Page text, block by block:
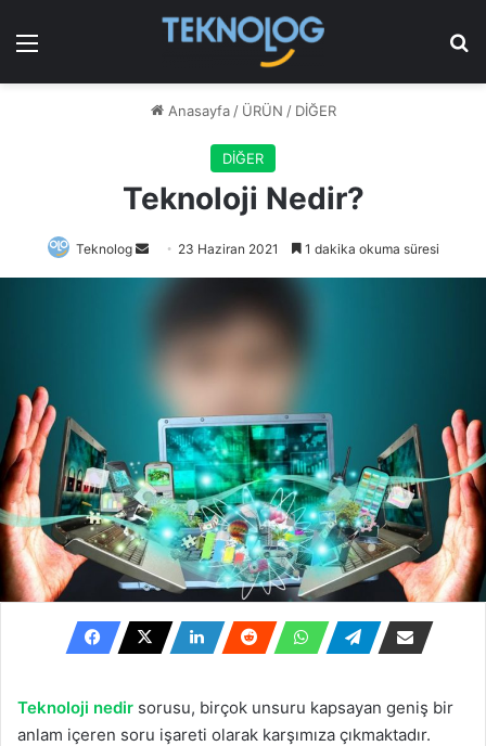
Menü
Anasayfa / ÜRÜN / DİĞER
DİĞER
Teknoloji Nedir?
Teknolog
Bir
e-
göndermek
23 Haziran 2021 1 dakika okuma süresi
Teknoloji nedir sorusu, birçok unsuru kapsayan geniş bir
anlam içeren soru işareti olarak karşımıza çıkmaktadır.